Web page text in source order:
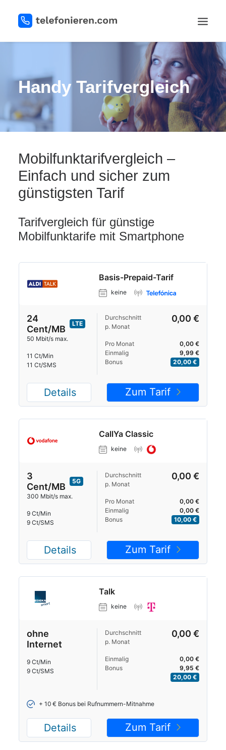
LOGIN
Handy Tarifvergleich
Mobilfunktarifvergleich –
Einfach und sicher zum
günstigsten Tarif
Tarifvergleich für günstige
Mobilfunktarife mit Smartphone